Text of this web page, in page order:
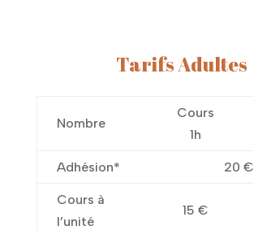
Tarifs Adultes
Nombre
Cours
1h
Adhésion* 20 €
Cours à
l’unité
15 €